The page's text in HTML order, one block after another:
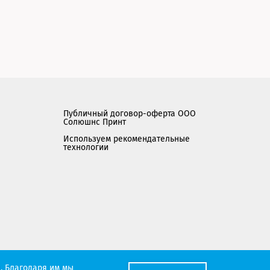
Публичный договор-оферта ООО
Солюшнс Принт
Используем рекомендательные
технологии
Мы работаем с порталом поставщиков
Благодаря им мы